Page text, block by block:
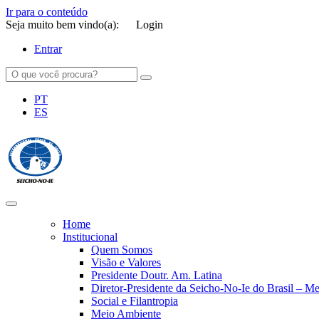
Ir para o conteúdo
Seja muito bem vindo(a):
Login
Entrar
PT
ES
Home
Institucional
Quem Somos
Visão e Valores
Presidente Doutr. Am. Latina
Diretor-Presidente da Seicho-No-Ie do Brasil –
Social e Filantropia
Meio Ambiente